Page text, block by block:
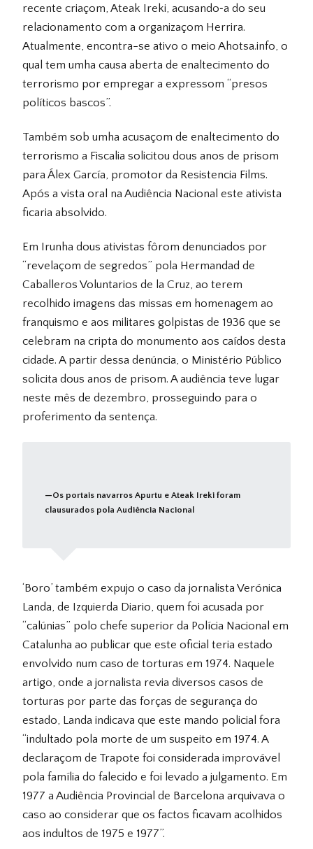
recente criaçom, Ateak Ireki, acusando‑a do seu
relacionamento com a organizaçom Herrira.
Atualmente, encontra-se ativo o meio Ahotsa.info, o
qual tem umha causa aberta de enaltecimento do
terrorismo por empregar a expressom “presos
políticos bascos”.
Também sob umha acusaçom de enaltecimento do
terrorismo a Fiscalia solicitou dous anos de prisom
para Álex García, promotor da Resistencia Films.
Após a vista oral na Audiência Nacional este ativista
ficaria absolvido.
Em Irunha dous ativistas fôrom denunciados por
“revelaçom de segredos” pola Hermandad de
Caballeros Voluntarios de la Cruz, ao terem
recolhido imagens das missas em homenagem ao
franquismo e aos militares golpistas de 1936 que se
celebram na cripta do monumento aos caídos desta
cidade. A partir dessa denúncia, o Ministério Público
solicita dous anos de prisom. A audiência teve lugar
neste mês de dezembro, prosseguindo para o
proferimento da sentença.
Os portais navarros Apurtu e Ateak Ireki foram
clausurados pola Audiência Nacional
‘Boro’ também expujo o caso da jornalista Verónica
Landa, de Izquierda Diario, quem foi acusada por
“calúnias” polo chefe superior da Polícia Nacional em
Catalunha ao publicar que este oficial teria estado
envolvido num caso de torturas em 1974. Naquele
artigo, onde a jornalista revia diversos casos de
torturas por parte das forças de segurança do
estado, Landa indicava que este mando policial fora
“indultado pola morte de um suspeito em 1974. A
declaraçom de Trapote foi considerada improvável
pola família do falecido e foi levado a julgamento. Em
1977 a Audiência Provincial de Barcelona arquivava o
caso ao considerar que os factos ficavam acolhidos
aos indultos de 1975 e 1977”.